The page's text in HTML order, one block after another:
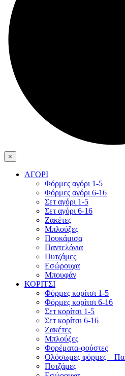
×
ΑΓΟΡΙ
Φόρμες αγόρι 1-5
Φόρμες αγόρι 6-16
Σετ αγόρι 1-5
Σετ αγόρι 6-16
Ζακέτες
Μπλούζες
Πουκάμισα
Παντελόνια
Πυτζάμες
Εσώρουχα
Μπουφάν
ΚΟΡΙΤΣΙ
Φόρμες κορίτσι 1-5
Φόρμες κορίτσι 6-16
Σετ κορίτσι 1-5
Σετ κορίτσι 6-16
Ζακέτες
Μπλούζες
Φορέματα-φούστες
Ολόσωμες φόρμες –
Πυτζάμες